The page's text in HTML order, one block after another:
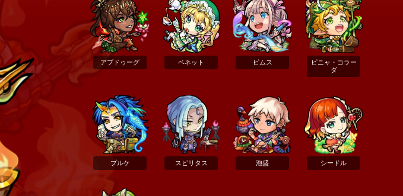
アブドゥーグ ベネット ピムス
ピニャ・コラー
ダ
プルケ スピリタス 泡盛 シードル